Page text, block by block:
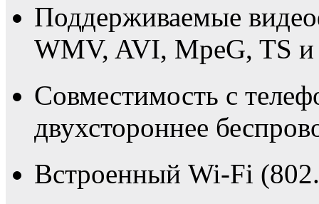
Поддерживаемые
WMV, AVI, MpeG, TS и
Совместимость с
двухстороннее
Встроенный Wi-Fi